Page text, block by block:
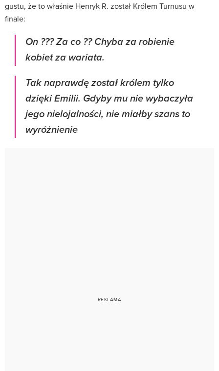
gustu, że to właśnie Henryk R. został Królem Turnusu w
finale:
On ??? Za co ?? Chyba za robienie
kobiet za wariata.
Tak naprawdę został królem tylko
dzięki Emilii. Gdyby mu nie wybaczyła
jego nielojalności, nie miałby szans to
wyróżnienie